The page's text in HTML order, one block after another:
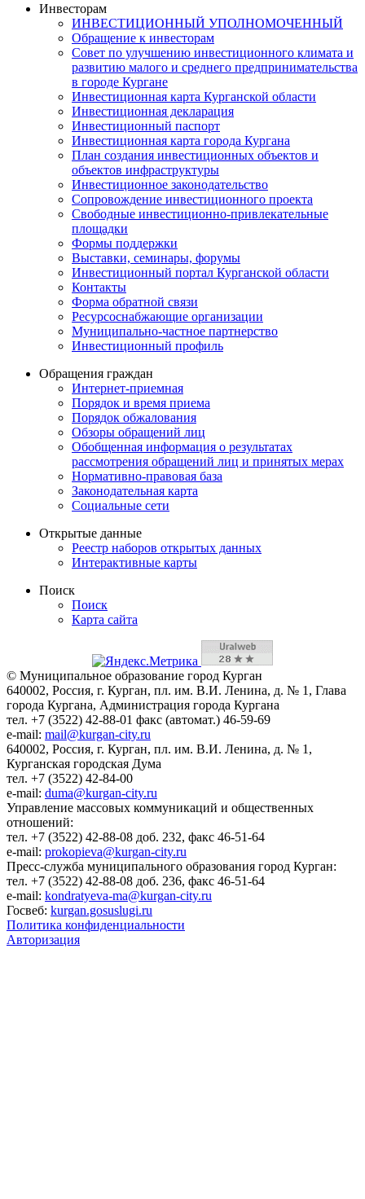
Инвесторам
ИНВЕСТИЦИОННЫЙ УПОЛНОМОЧЕННЫЙ
Обращение к инвесторам
Совет по улучшению инвестиционного климата и
развитию малого и среднего предпринимательства
в городе Кургане
Инвестиционная карта Курганской области
Инвестиционная декларация
Инвестиционный паспорт
Инвестиционная карта города Кургана
План создания инвестиционных объектов и
объектов инфраструктуры
Инвестиционное законодательство
Сопровождение инвестиционного проекта
Свободные инвестиционно-привлекательные
площадки
Формы поддержки
Выставки, семинары, форумы
Инвестиционный портал Курганской области
Контакты
Форма обратной связи
Ресурсоснабжающие организации
Муниципально-частное партнерство
Инвестиционный профиль
Обращения граждан
Интернет-приемная
Порядок и время приема
Порядок обжалования
Обзоры обращений лиц
Обобщенная информация о результатах
рассмотрения обращений лиц и принятых мерах
Нормативно-правовая база
Законодательная карта
Социальные сети
Открытые данные
Реестр наборов открытых данных
Интерактивные карты
Поиск
Поиск
Карта сайта
© Муниципальное образование город Курган
640002, Россия, г. Курган, пл. им. В.И. Ленина, д. № 1, Глава
города Кургана, Администрация города Кургана
тел. +7 (3522) 42-88-01 факс (автомат.) 46-59-69
e-mail: mail@kurgan-city.ru
640002, Россия, г. Курган, пл. им. В.И. Ленина, д. № 1,
Курганская городская Дума
тел. +7 (3522) 42-84-00
e-mail: duma@kurgan-city.ru
Управление массовых коммуникаций и общественных
отношений:
тел. +7 (3522) 42-88-08 доб. 232, факс 46-51-64
e-mail: prokopieva@kurgan-city.ru
Пресс-служба муниципального образования город Курган:
тел. +7 (3522) 42-88-08 доб. 236, факс 46-51-64
e-mail: kondratyeva-ma@kurgan-city.ru
Госвеб: kurgan.gosuslugi.ru
Политика конфиденциальности
Авторизация